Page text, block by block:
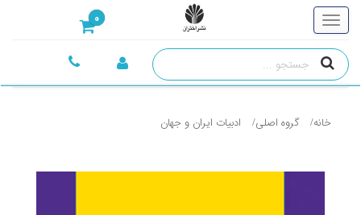
0
خانه گروه اصلی ادبيات ايران و جهان